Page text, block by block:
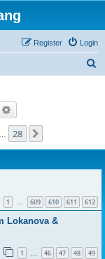
Login
Register
28
1 … 609 610 611 612
Lokanova &
1 46 47 48 49